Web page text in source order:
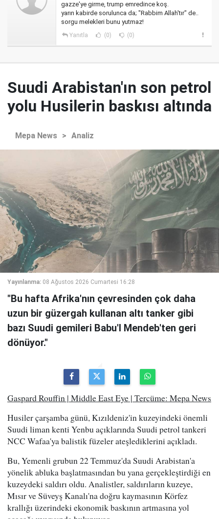
gazze'ye girme, trump emredince koş.
yarın kabirde sorulunca da; "Rabbim Allah'tır" de..
sorgu melekleri bunu yutmaz!
Yanıtla (0) (0)
Suudi Arabistan'ın son petrol
yolu Husilerin baskısı altında
Mepa News > Analiz
Yayınlanma: 08 Ağustos 2026 Cumartesi 16:28
"Bu hafta Afrika'nın çevresinden çok daha
uzun bir güzergah kullanan altı tanker gibi
bazı Suudi gemileri Babu'l Mendeb'ten geri
dönüyor."
Gaspard Rouffin | Middle East Eye | Tercüme: Mepa News
Husiler çarşamba günü, Kızıldeniz'in kuzeyindeki önemli
Suudi liman kenti Yenbu açıklarında Suudi petrol tankeri
NCC Wafaa'ya balistik füzeler ateşlediklerini açıkladı.
Bu, Yemenli grubun 22 Temmuz'da Suudi Arabistan'a
yönelik abluka başlatmasından bu yana gerçekleştirdiği en
kuzeydeki saldırı oldu. Analistler, saldırıların kuzeye,
Mısır ve Süveyş Kanalı'na doğru kaymasının Körfez
krallığı üzerindeki ekonomik baskının artmasına yol